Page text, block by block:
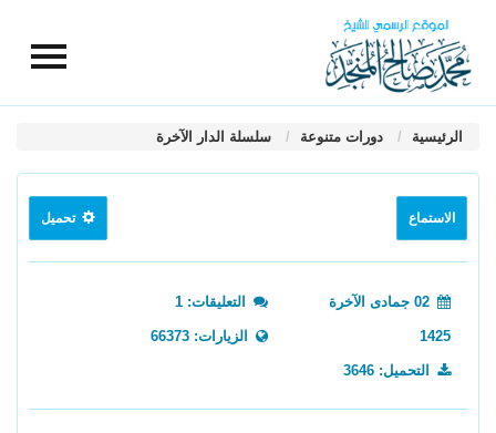
الرئيسية دورات متنوعة سلسلة الدار الآخرة
الاستماع تحميل
02 جمادى الآخرة
1425
التعليقات: 1
الزيارات: 66373
التحميل: 3646